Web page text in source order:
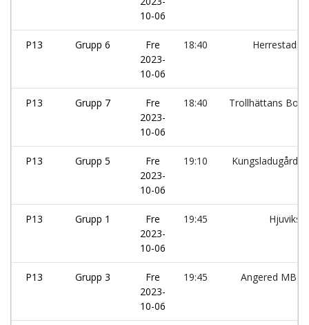
10-06
P13 Grupp 6
Fre
2023-
10-06
18:40 Herrestads
P13 Grupp 7
Fre
2023-
10-06
18:40 Trollhättans
P13 Grupp 5
Fre
2023-
10-06
19:10 Kungsladugårds
P13 Grupp 1
Fre
2023-
10-06
19:45 Hjuviks
P13 Grupp 3
Fre
2023-
10-06
19:45 Angered